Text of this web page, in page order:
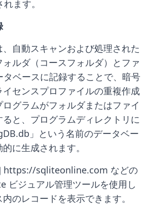
ます。
自動スキャンおよび処理された
ルダ（コースフォルダ）とファ
タベースに記録することで、暗号
センスプロファイルの重複作成
グラムがフォルダまたはファイ
と、プログラムディレクトリに
」という名前のデータベー
に生成されます。
https://sqliteonline.com などの
ビジュアル管理ツールを使用し
のレコードを表示できます。